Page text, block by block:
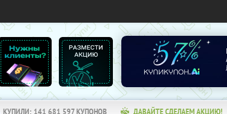
КУПИЛИ: 141 681 597КУПОНОВ ДАВАЙТЕ СДЕЛАЕМ АКЦИЮ!